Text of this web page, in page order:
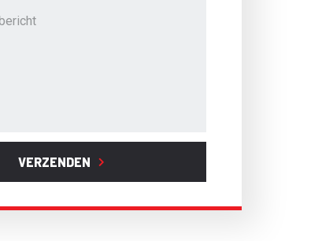
VERZENDEN